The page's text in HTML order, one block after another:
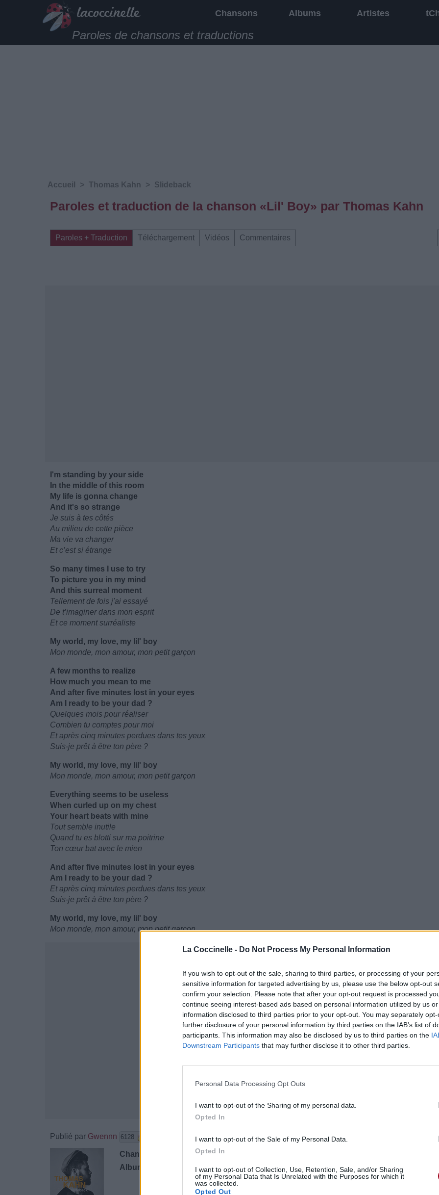
La Coccinelle - Do Not Process My Personal Information
If you wish to opt-out of the sale, sharing to third parties, or processing of your
sensitive information for targeted advertising by us, please use the below opt-out
confirm your selection. Please note that after your opt-out request is processed
continue seeing interest-based ads based on personal information utilized by us
information disclosed to third parties prior to your opt-out. You may separately
further disclosure of your personal information by third parties on the IAB’s list of
participants. This information may also be disclosed by us to third parties on the
Downstream Participants that may further disclose it to other third parties.
Personal Data Processing Opt Outs
I want to opt-out of the Sharing of my personal data.
Opted In
I want to opt-out of the Sale of my Personal Data.
Opted In
I want to opt-out of Collection, Use, Retention, Sale, and/or Sharing
of my Personal Data that Is Unrelated with the Purposes for which it
was collected.
Opted Out
Chansons Albums Artistes
Paroles de chansons et traductions
Accueil > Thomas Kahn > Slideback
Paroles et traduction de la chanson «Lil' Boy» par Thomas Kahn
Paroles + Traduction Téléchargement Vidéos Commentaires
I'm standing by your side
In the middle of this room
My life is gonna change
And it's so strange
Je suis à tes côtés
Au milieu de cette pièce
Ma vie va changer
Et c’est si étrange
So many times I use to try
To picture you in my mind
And this surreal moment
Tellement de fois j'ai essayé
De t’imaginer dans mon esprit
Et ce moment surréaliste
My world, my love, my lil' boy
Mon monde, mon amour, mon petit garçon
A few months to realize
How much you mean to me
And after five minutes lost in your eyes
Am I ready to be your dad ?
Quelques mois pour réaliser
Combien tu comptes pour moi
Et après cinq minutes perdues dans tes yeux
Suis-je prêt à être ton père ?
My world, my love, my lil' boy
Mon monde, mon amour, mon petit garçon
Everything seems to be useless
When curled up on my chest
Your heart beats with mine
Tout semble inutile
Quand tu es blotti sur ma poitrine
Ton cœur bat avec le mien
And after five minutes lost in your eyes
Am I ready to be your dad ?
Et après cinq minutes perdues dans tes yeux
Suis-je prêt à être ton père ?
My world, my love, my lil' boy
Mon monde, mon amour, mon petit garçon
Publié par Gwennn 6128 le 12 mars 2020 à 14h04.
Chanteurs :
Thomas Kahn
Albums :